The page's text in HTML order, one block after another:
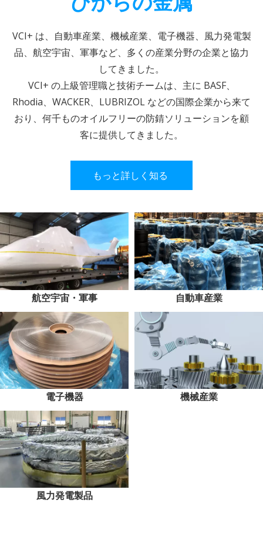
VCI+ は、自動車産業、機械産業、電子機器、風力発電製
品、航空宇宙、軍事など、多くの産業分野の企業と協力
してきました。
VCI+ の上級管理職と技術チームは、主に BASF、
Rhodia、WACKER、LUBRIZOL などの国際企業から来て
おり、何千ものオイルフリーの防錆ソリューションを顧
客に提供してきました。
もっと詳しく知る
航空宇宙・軍事 自動車産業
電子機器 機械産業
風力発電製品